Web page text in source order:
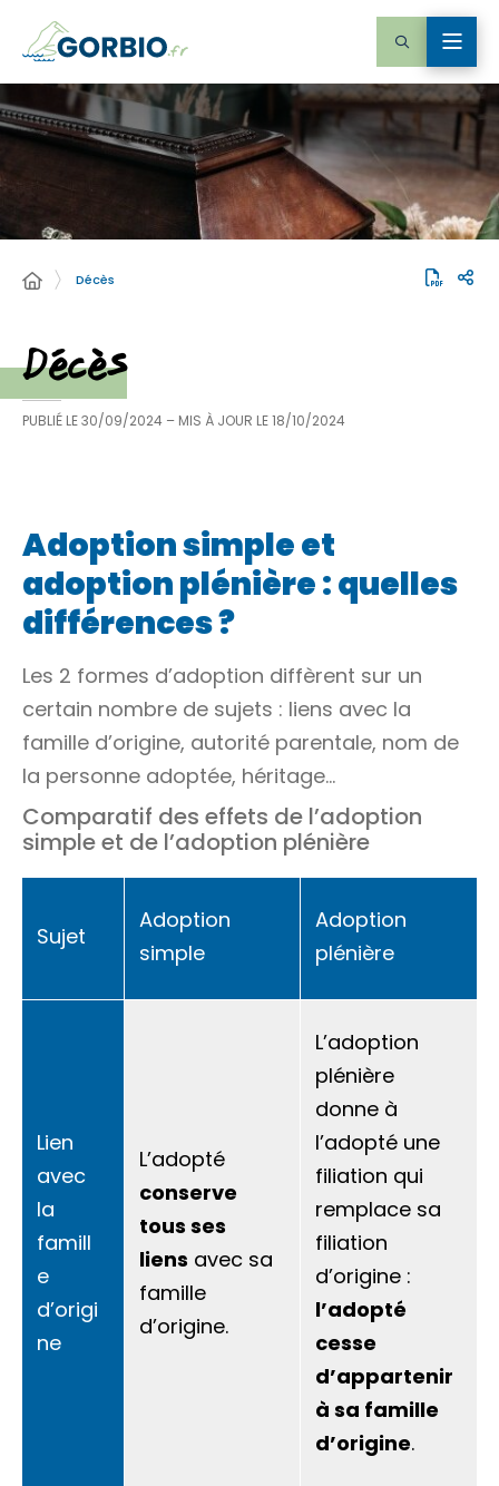
Décès
Décès
PUBLIÉ LE30/09/2024 – MIS À JOUR LE18/10/2024
Adoption simple et
adoption plénière : quelles
différences ?
Les 2 formes d’adoption diffèrent sur un
certain nombre de sujets : liens avec la
famille d’origine, autorité parentale, nom de
la personne adoptée, héritage…
Comparatif des effets de l’adoption
simple et de l’adoption plénière
Sujet
Adoption
simple
Adoption
plénière
Lien
avec
la
famill
e
d’origi
ne
L’adopté
conserve
tous ses
liens avec sa
famille
d’origine.
L’adoption
plénière
donne à
l’adopté une
filiation qui
remplace sa
filiation
d’origine :
l’adopté
cesse
d’appartenir
à sa famille
d’origine.